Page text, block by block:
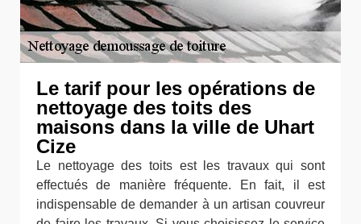
Le tarif pour les opérations de
nettoyage des toits des
maisons dans la ville de Uhart
Cize
Le nettoyage des toits est les travaux qui sont
effectués de manière fréquente. En fait, il est
indispensable de demander à un artisan couvreur